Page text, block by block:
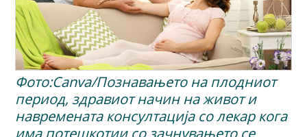
Фото:Canva/Познавањето на плодниот
период, здравиот начин на живот и
навремената консултација со лекар кога